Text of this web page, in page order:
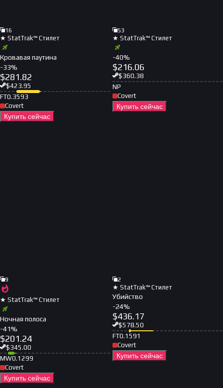
16
★ StatTrak™ Стилет
Кровавая паутина
-33%
$281.82
$423.95
FT0.3593
Covert
Купить сейчас
53
★ StatTrak™ Стилет
-40%
$216.06
$360.38
NP
Covert
Купить сейчас
9
★ StatTrak™ Стилет
Ночная полоса
-41%
$201.24
$345.00
MW0.1299
Covert
Купить сейчас
2
★ StatTrak™ Стилет
Убийство
-24%
$436.17
$578.50
FT0.1591
Covert
Купить сейчас